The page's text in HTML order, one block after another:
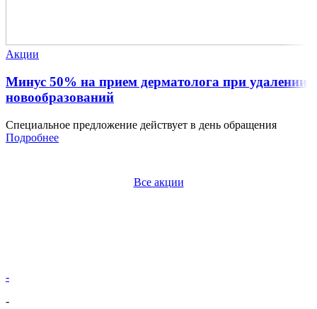
Акции
Минус 50% на прием дерматолога при удалении
новообразований
Специальное предложение действует в день обращения
Подробнее
Все акции
-
-